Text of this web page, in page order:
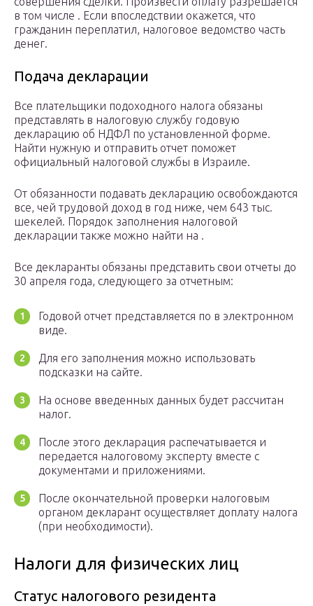
в том числе . Если впоследствии окажется, что
гражданин переплатил, налоговое ведомство часть
денег.
Подача декларации
Все плательщики подоходного налога обязаны
представлять в налоговую службу годовую
декларацию об НДФЛ по установленной форме.
Найти нужную и отправить отчет поможет
официальный налоговой службы в Израиле.
От обязанности подавать декларацию освобождаются
все, чей трудовой доход в год ниже, чем 643 тыс.
шекелей. Порядок заполнения налоговой
декларации также можно найти на .
Все декларанты обязаны представить свои отчеты до
30 апреля года, следующего за отчетным:
Годовой отчет представляется по в электронном
виде.
Для его заполнения можно использовать
подсказки на сайте.
На основе введенных данных будет рассчитан
налог.
После этого декларация распечатывается и
передается налоговому эксперту вместе с
документами и приложениями.
После окончательной проверки налоговым
органом декларант осуществляет доплату налога
(при необходимости).
Налоги для физических лиц
Статус налогового резидента